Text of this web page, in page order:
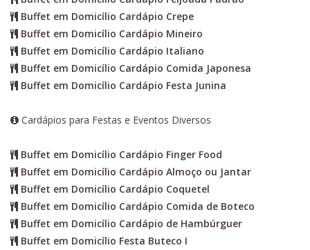
Buffet em Domicílio Cardápio Crepe
Buffet em Domicílio Cardápio Mineiro
Buffet em Domicílio Cardápio Italiano
Buffet em Domicílio Cardápio Comida Japonesa
Buffet em Domicílio Cardápio Festa Junina
Cardápios para Festas e Eventos Diversos
Buffet em Domicílio Cardápio Finger Food
Buffet em Domicílio Cardápio Almoço ou Jantar
Buffet em Domicílio Cardápio Coquetel
Buffet em Domicílio Cardápio Comida de Boteco
Buffet em Domicílio Cardápio de Hambúrguer
Buffet em Domicílio Festa Buteco I